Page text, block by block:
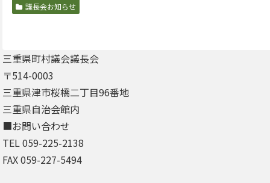
議長会お知らせ
三重県町村議会議長会
〒514-0003
三重県津市桜橋二丁目96番地
三重県自治会館内
■お問い合わせ
TEL 059-225-2138
FAX 059-227-5494